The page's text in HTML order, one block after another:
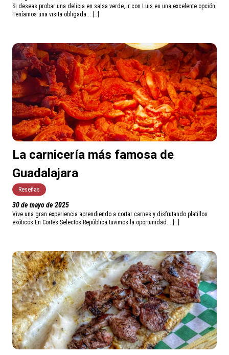
Si deseas probar una delicia en salsa verde, ir con Luis es una excelente opción
Teníamos una visita obligada... […]
La carnicería más famosa de
Guadalajara
Reseñas
30 de mayo de 2025
Vive una gran experiencia aprendiendo a cortar carnes y disfrutando platillos
exóticos En Cortes Selectos República tuvimos la oportunidad... […]